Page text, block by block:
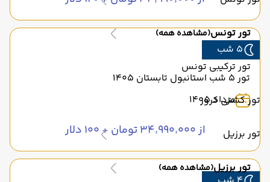
تور تونس(مشاهده همه)
تور ترکیبی تونس
تور کشتی کروز
تور برزیل
تور برزیل(مشاهده همه)
5 شب
تور 5 شب استانبول تابستان 1405
مرداد 1405
از ۳۴٬۹۹۰٬۰۰۰ تومان + ۱۰۰ دلار